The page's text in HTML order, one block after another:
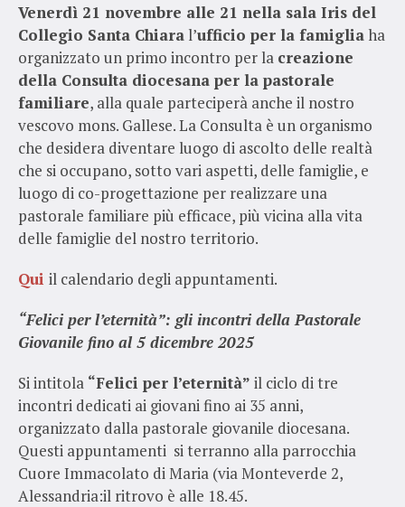
Venerdì 21 novembre alle 21 nella sala Iris del
Collegio Santa Chiara l’ufficio per la famiglia ha
organizzato un primo incontro per la creazione
della Consulta diocesana per la pastorale
familiare, alla quale parteciperà anche il nostro
vescovo mons. Gallese. La Consulta è un organismo
che desidera diventare luogo di ascolto delle realtà
che si occupano, sotto vari aspetti, delle famiglie, e
luogo di co-progettazione per realizzare una
pastorale familiare più efficace, più vicina alla vita
delle famiglie del nostro territorio.
Qui il calendario degli appuntamenti.
“Felici per l’eternità”: gli incontri della Pastorale
Giovanile fino al 5 dicembre 2025
Si intitola “Felici per l’eternità” il ciclo di tre
incontri dedicati ai giovani fino ai 35 anni,
organizzato dalla pastorale giovanile diocesana.
Questi appuntamenti si terranno alla parrocchia
Cuore Immacolato di Maria (via Monteverde 2,
Alessandria:il ritrovo è alle 18.45.